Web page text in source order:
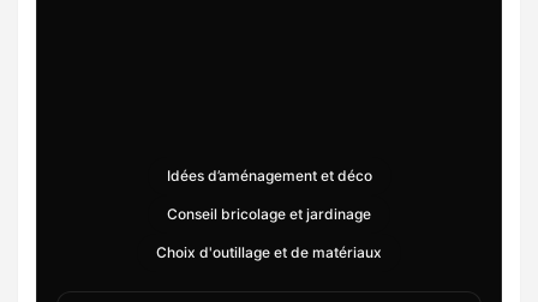
Idées d’aménagement et déco
Conseil bricolage et jardinage
Choix d'outillage et de matériaux